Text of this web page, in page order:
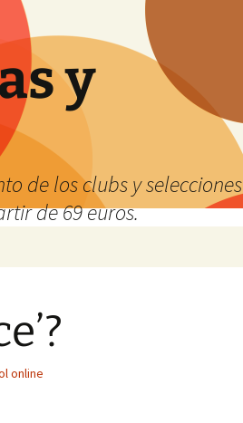
y
de los clubs y selecciones
de 69 euros.
online